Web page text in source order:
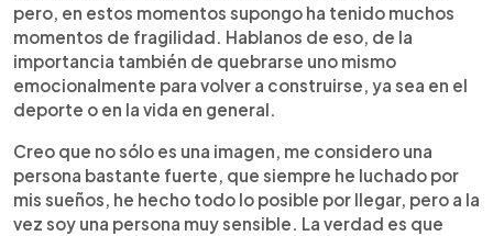
pero, en estos momentos supongo ha tenido muchos
momentos de fragilidad. Hablanos de eso, de la
importancia también de quebrarse uno mismo
emocionalmente para volver a construirse, ya sea en el
deporte o en la vida en general.
Creo que no sólo es una imagen, me considero una
persona bastante fuerte, que siempre he luchado por
mis sueños, he hecho todo lo posible por llegar, pero a la
vez soy una persona muy sensible. La verdad es que